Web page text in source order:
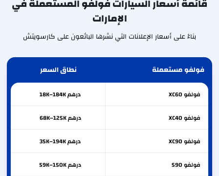
قائمة أسعار السيارات فولفو المستعملة في
الإمارات
بناءً على أسعار الإعلانات التي نشرها البائعون على كارسويتش
فولفو مستعملة نطاق السعر
فولفوXC60 درهم 18K–184K
فولفوXC40 درهم 68K–125K
فولفوXC90 درهم 35K–194K
فولفوS90 درهم 59K–150K